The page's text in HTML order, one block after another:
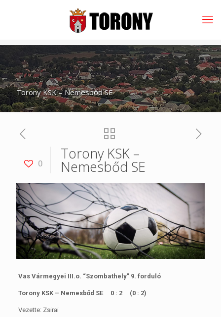
Torony KSK – Nemesbőd SE
0
Torony KSK –
Nemesbőd SE
Vas Vármegyei III.o. “Szombathely” 9. forduló
Torony KSK – Nemesbőd SE 0 : 2 (0 : 2)
Vezette: Zsirai